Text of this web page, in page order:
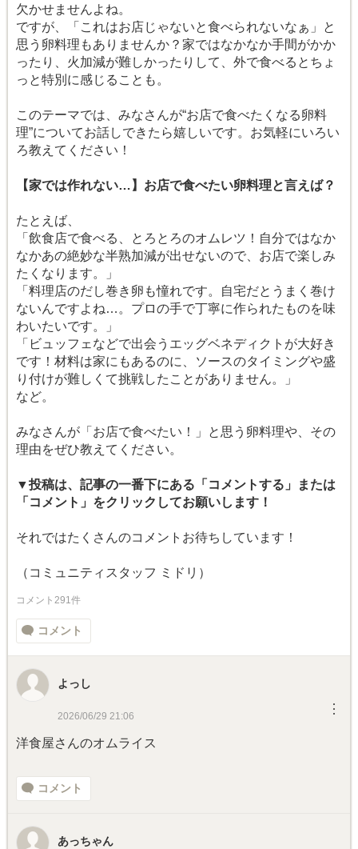
欠かせませんよね。
ですが、「これはお店じゃないと食べられないなぁ」と
思う卵料理もありませんか？家ではなかなか手間がかか
ったり、火加減が難しかったりして、外で食べるとちょ
っと特別に感じることも。
このテーマでは、みなさんが“お店で食べたくなる卵料
理”についてお話しできたら嬉しいです。お気軽にいろい
ろ教えてください！
【家では作れない…】お店で食べたい卵料理と言えば？
たとえば、
「飲食店で食べる、とろとろのオムレツ！自分ではなか
なかあの絶妙な半熟加減が出せないので、お店で楽しみ
たくなります。」
「料理店のだし巻き卵も憧れです。自宅だとうまく巻け
ないんですよね…。プロの手で丁寧に作られたものを味
わいたいです。」
「ビュッフェなどで出会うエッグベネディクトが大好き
です！材料は家にもあるのに、ソースのタイミングや盛
り付けが難しくて挑戦したことがありません。」
など。
みなさんが「お店で食べたい！」と思う卵料理や、その
理由をぜひ教えてください。
▼投稿は、記事の一番下にある「コメントする」または
「コメント」をクリックしてお願いします！
それではたくさんのコメントお待ちしています！
（コミュニティスタッフ ミドリ）
コメント291件
コメント
よっし
2026/06/29 21:06 ︙
洋食屋さんのオムライス
コメント
あっちゃん